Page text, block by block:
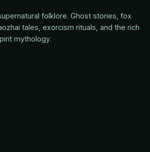
folklore. Ghost stories, fox
tales, exorcism rituals, and the rich
mythology.